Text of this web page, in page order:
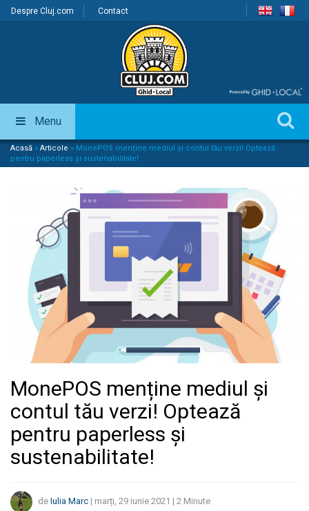
Despre Cluj.com Contact
Menu
Acasă » Articole » MonePOS menține mediul și contul tău verzi! Optează
pentru paperless și sustenabilitate!
MonePOS menține mediul și
contul tău verzi! Optează
pentru paperless și
sustenabilitate!
de Iulia Marc | marți, 29 iunie 2021 | 2 Minute